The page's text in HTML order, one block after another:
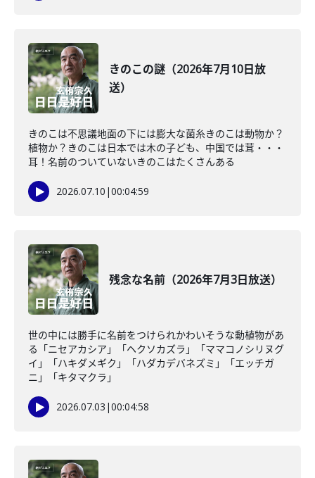
きのこの謎（2026年7月10日放
送）
きのこは不思議地面の下には膨大な菌糸きのこは動物か？
植物か？きのこは日本では木の子ども、中国では茸・・・
耳！名前のついていないきのこはたくさんある
2026.07.10 |00:04:59
残念な名前（2026年7月3日放送）
世の中には勝手に名前をつけられかわいそうな動植物があ
る「ニセアカシア」「ヘクソカズラ」「ママコノシリヌグ
イ」「ハキダメギク」「ハダカデバネズミ」「エッチガ
ニ」「キタマクラ」
2026.07.03 |00:04:58